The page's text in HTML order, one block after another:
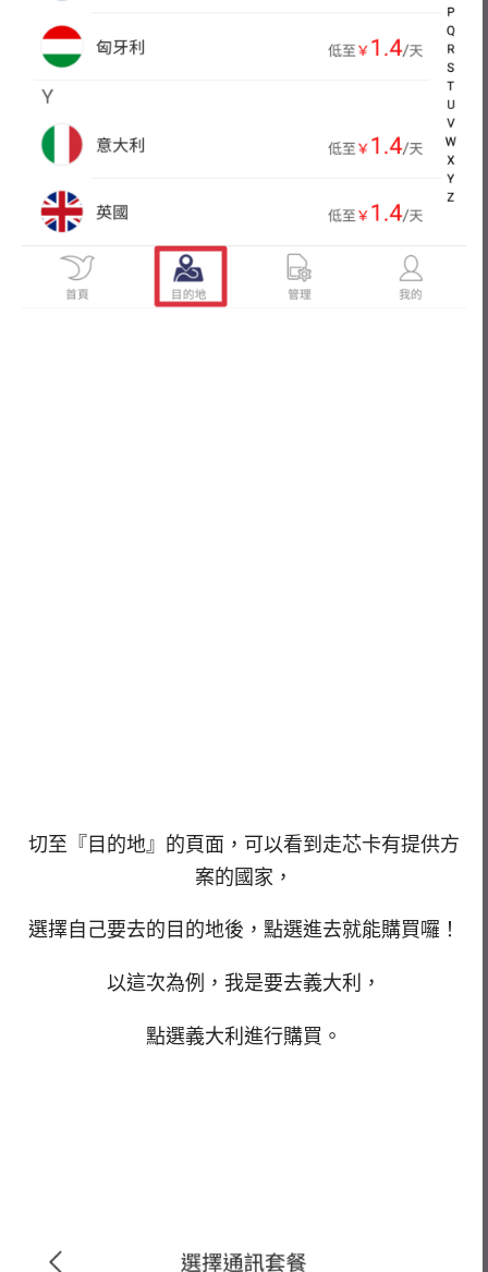
切至『目的地』的頁面，可以看到走芯卡有提供方
案的國家，
選擇自己要去的目的地後，點選進去就能購買囉！
以這次為例，我是要去義大利，
點選義大利進行購買。